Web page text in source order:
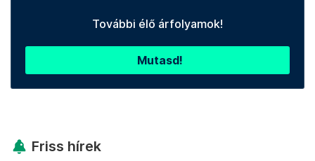
További élő árfolyamok!
Mutasd!
Friss hírek